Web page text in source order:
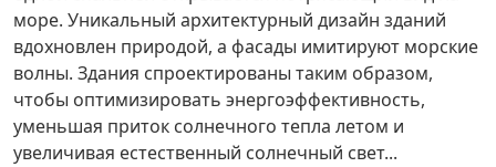
море. Уникальный архитектурный дизайн зданий
вдохновлен природой, а фасады имитируют морские
волны. Здания спроектированы таким образом,
чтобы оптимизировать энергоэффективность,
уменьшая приток солнечного тепла летом и
увеличивая естественный солнечный свет...